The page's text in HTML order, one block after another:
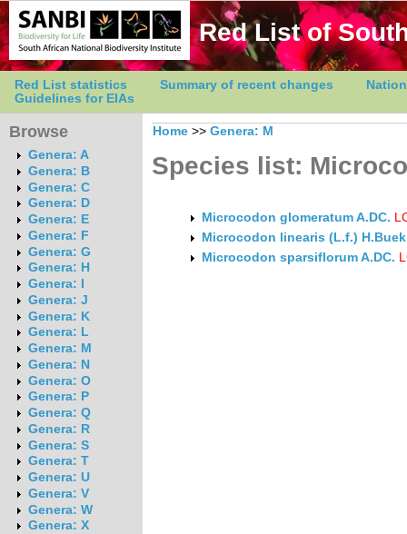
Red List of
Red List statistics Summary of recent changes
Guidelines for EIAs
Browse
Genera: A
Genera: B
Genera: C
Genera: D
Genera: E
Genera: F
Genera: G
Genera: H
Genera: I
Genera: J
Genera: K
Genera: L
Genera: M
Genera: N
Genera: O
Genera: P
Genera: Q
Genera: R
Genera: S
Genera: T
Genera: U
Genera: V
Genera: W
Genera: X
Home >> Genera: M
Species list:
Microcodon glomeratum A.DC.
Microcodon linearis (L.f.) H.Buek
Microcodon sparsiflorum A.DC.